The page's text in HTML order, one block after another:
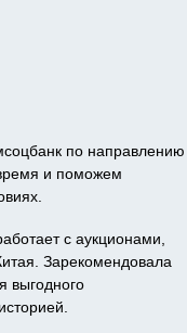
по направлению
и поможем
с аукционами,
Зарекомендовала
выгодного